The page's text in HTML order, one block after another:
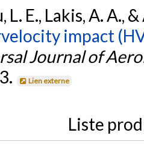
L. E., Lakis, A. A.,
impact
Journal of
Lien externe
Liste